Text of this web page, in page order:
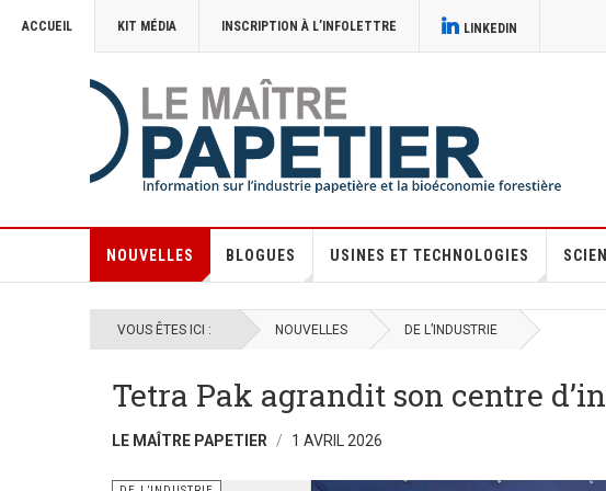
ACCUEIL KIT MÉDIA INSCRIPTION À L’INFOLETTRE LINKEDIN
NOUVELLES BLOGUES USINES ET TECHNOLOGIES
VOUS ÊTES ICI : NOUVELLES DE L’INDUSTRIE
Tetra Pak agrandit son centre
LE MAÎTRE PAPETIER 1 AVRIL 2026